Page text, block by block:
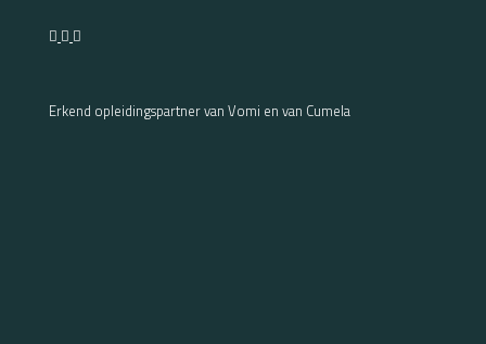
Erkend opleidingspartner van Vomi en van Cumela